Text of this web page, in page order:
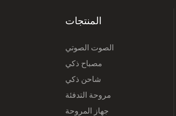
المنتجات
الصوت الصوتي
مصباح ذكي
شاحن ذكي
مروحة التدفئة
جهاز المروحة